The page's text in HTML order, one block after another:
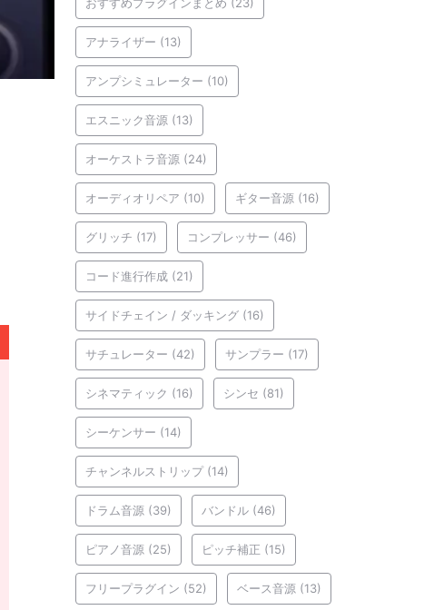
アナライザー (13)
アンプシミュレーター (10)
エスニック音源 (13)
オーケストラ音源 (24)
オーディオリペア (10) ギター音源 (16)
グリッチ (17) コンプレッサー (46)
コード進行作成 (21)
サイドチェイン / ダッキング (16)
サチュレーター (42) サンプラー (17)
シネマティック (16) シンセ (81)
シーケンサー (14)
チャンネルストリップ(14)
ドラム音源 (39) バンドル (46)
ピアノ音源 (25) ピッチ補正 (15)
フリープラグイン (52) ベース音源 (13)